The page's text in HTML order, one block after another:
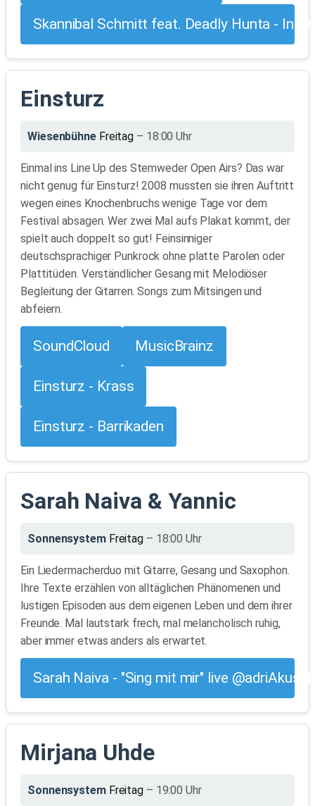
Skannibal Schmitt feat. Deadly Hunta -
Einsturz
Wiesenbühne Freitag – 18:00 Uhr
Einmal ins Line Up des Stemweder Open Airs? Das war
nicht genug für Einsturz! 2008 mussten sie ihren Auftritt
wegen eines Knochenbruchs wenige Tage vor dem
Festival absagen. Wer zwei Mal aufs Plakat kommt, der
spielt auch doppelt so gut! Feinsinniger
deutschsprachiger Punkrock ohne platte Parolen oder
Plattitüden. Verständlicher Gesang mit Melodiöser
Begleitung der Gitarren. Songs zum Mitsingen und
abfeiern.
SoundCloud MusicBrainz
Einsturz - Krass
Einsturz - Barrikaden
Sarah Naiva & Yannic
Sonnensystem Freitag – 18:00 Uhr
Ein Liedermacherduo mit Gitarre, Gesang und Saxophon.
Ihre Texte erzählen von alltäglichen Phänomenen und
lustigen Episoden aus dem eigenen Leben und dem ihrer
Freunde. Mal lautstark frech, mal melancholisch ruhig,
aber immer etwas anders als erwartet.
Sarah Naiva - "Sing mit mir" live
Mirjana Uhde
Sonnensystem Freitag – 19:00 Uhr